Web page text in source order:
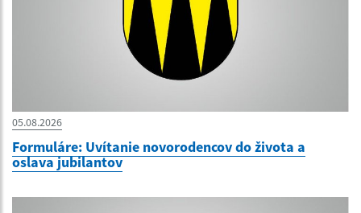
05.08.2026
Formuláre: Uvítanie novorodencov do života a
oslava jubilantov